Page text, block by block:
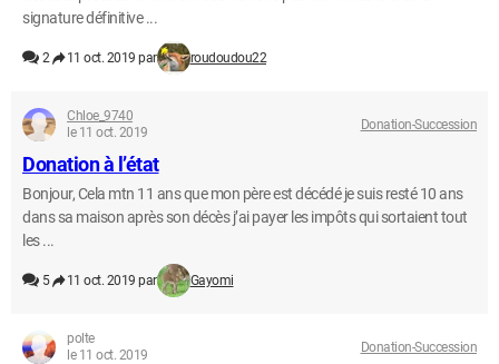
signature définitive ...
2 11 oct. 2019 par roudoudou22
Chloe_9740
le 11 oct. 2019
Donation-Succession
Donation à l’état
Bonjour, Cela mtn 11 ans que mon père est décédé je suis resté 10 ans
dans sa maison après son décès j’ai payer les impôts qui sortaient tout
les ...
5 11 oct. 2019 par Gayomi
polte
le 11 oct. 2019
Donation-Succession